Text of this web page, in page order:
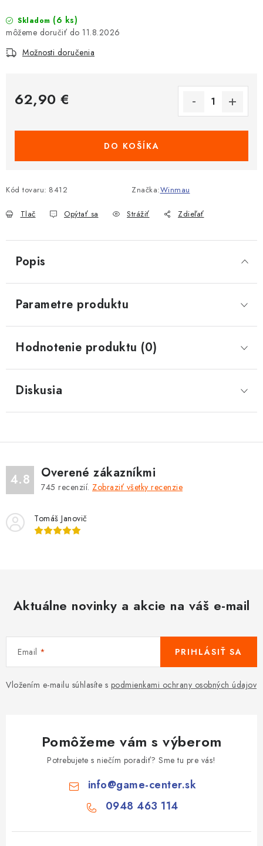
Skladom (6 ks)
11.8.2026
Možnosti doručenia
62,90 €
DO KOŠÍKA
Kód tovaru: 8412 Značka:Winmau
Tlač Opýtať sa Strážiť Zdieľať
Popis
Parametre produktu
Hodnotenie produktu (0)
Diskusia
4.8 Overené zákazníkmi
745 recenzií. Zobraziť všetky recenzie
Tomáš Janovič
Aktuálne novinky a akcie na váš e-mail
Email
Vložením e-mailu súhlasíte s podmienkami ochrany osobných údajov
PRIHLÁSIŤ SA
Pomôžeme vám s výberom
Potrebujete s niečím poradiť? Sme tu pre vás!
info@game-center.sk
0948 463 114